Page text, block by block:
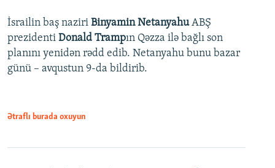
İsrailin baş naziri Binyamin NetanyahuABŞ
prezidenti Donald Trampın Qəzza ilə bağlı son
planını yenidən rədd edib. Netanyahu bunu bazar
günü – avqustun 9-da bildirib.
Ətraflı burada oxuyun